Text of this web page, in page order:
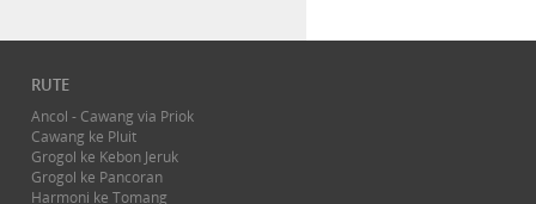
RUTE
Ancol - Cawang via Priok
Cawang ke Pluit
Grogol ke Kebon Jeruk
Grogol ke Pancoran
Harmoni ke Tomang